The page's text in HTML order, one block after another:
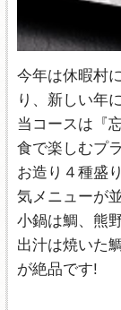
今年は休暇村
り、新しい年
当コースは『
食で楽しむプ
お造り４種盛
気メニューが
小鍋は鯛、熊
出汁は焼いた
が絶品です!